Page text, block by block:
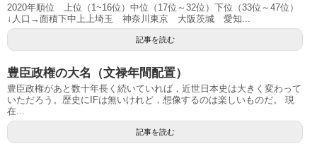
2020年順位 上位（1~16位）中位（17位～32位）下位（33位～47位）
↓人口→面積下中上上埼玉 神奈川東京 大阪茨城 愛知...
記事を読む
豊臣政権の大名（文禄年間配置）
豊臣政権があと数十年長く続いていれば，近世日本史は大きく変わって
いただろう。歴史にIFは無いけれど，想像するのは楽しいものだ。 現
在...
記事を読む